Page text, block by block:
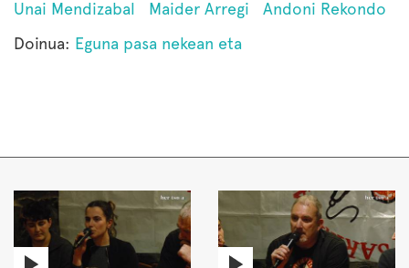
Unai Mendizabal
Maider Arregi
Andoni Rekondo
Doinua: Eguna pasa nekean eta